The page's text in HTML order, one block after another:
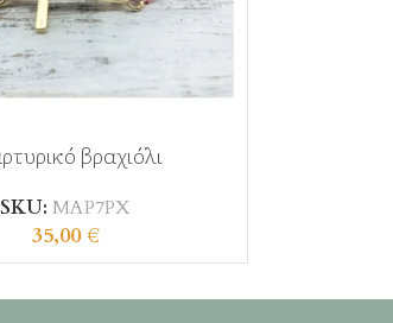
βραχιόλι
SKU: ΜΑΡ7ΡΧ
35,00€